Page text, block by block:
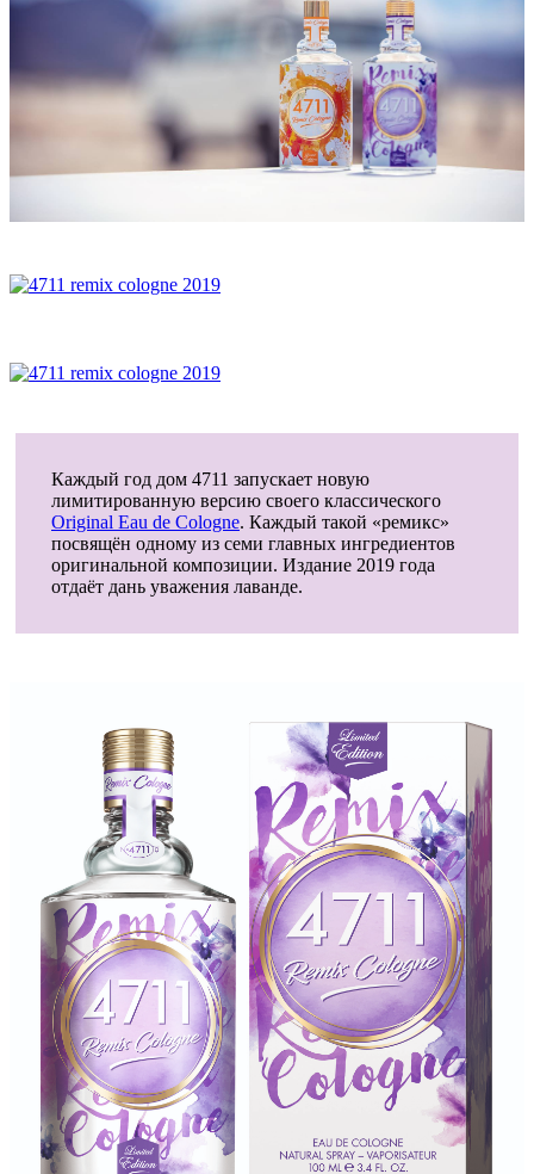
Каждый год дом 4711 запускает новую
лимитированную версию своего классического
Original Eau de Cologne. Каждый такой «ремикс»
посвящён одному из семи главных ингредиентов
оригинальной композиции. Издание 2019 года
отдаёт дань уважения лаванде.